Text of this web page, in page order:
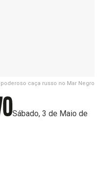
caça russo no Mar Negro
Sábado, 3 de Maio de